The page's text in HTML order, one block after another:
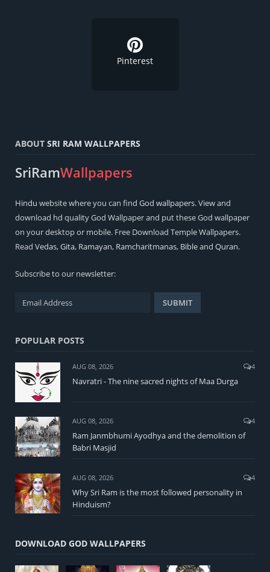
Pinterest
ABOUT SRI RAM WALLPAPERS
SriRamWallpapers
Hindu website where you can find God wallpapers. View and
download hd quality God Wallpaper and put these God wallpaper
on your desktop or mobile. Free Download Temple Wallpapers.
Read Vedas,Gita, Ramayan, Ramcharitmanas, Bibleand Quran.
Subscribe to our newsletter:
POPULAR POSTS
AUG 08, 2026 4
Navratri - The nine sacred nights of Maa Durga
AUG 08, 2026 4
Ram Janmbhumi Ayodhya and the demolition of
Babri Masjid
AUG 08, 2026 4
Why Sri Ram is the most followed personality in
Hinduism?
DOWNLOAD GOD WALLPAPERS